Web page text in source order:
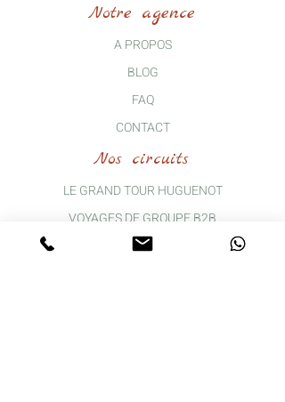
Notre agence
A PROPOS
BLOG
FAQ
CONTACT
Nos circuits
LE GRAND TOUR HUGUENOT
VOYAGES DE GROUPE B2B
SORTIE A LA JOURNEE